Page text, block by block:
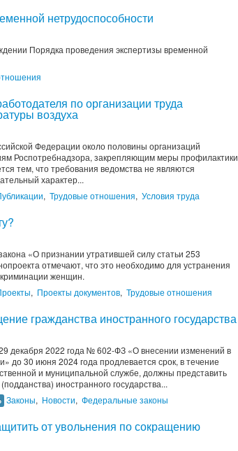
нетрудоспособности
Порядка проведения экспертизы временной
по организации труда
воздуха
Федерации около половины организаций
Роспотребнадзора, закрепляющим меры профилактики
тем, что требования ведомства не являются
характер...
, Трудовые отношения, Условия труда
«О признании утратившей силу статьи 253
отмечают, что это необходимо для устранения
женщин.
, Проекты документов, Трудовые отношения
гражданства иностранного государства
декабря 2022 года № 602-ФЗ «О внесении изменений в
до 30 июня 2024 года продлевается срок, в течение
и муниципальной службе, должны представить
иностранного государства...
Законы, Новости, Федеральные законы
от увольнения по сокращению